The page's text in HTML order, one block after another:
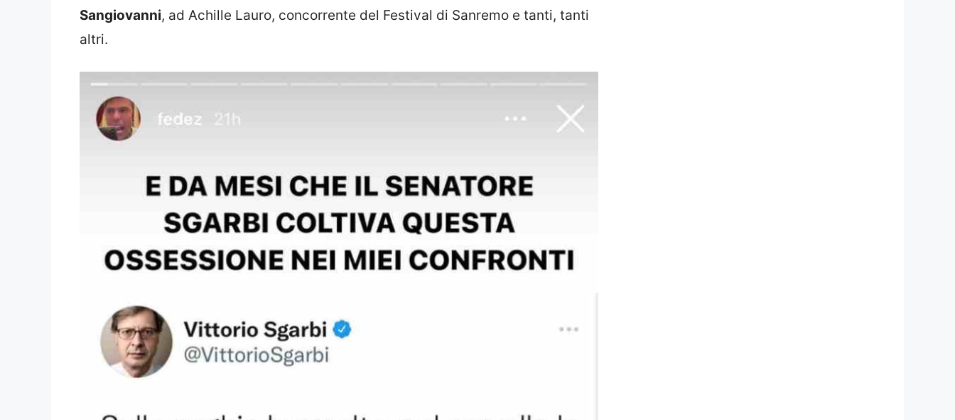
Sangiovanni, ad Achille Lauro, concorrente del Festival di Sanremo e tanti, tanti
altri.